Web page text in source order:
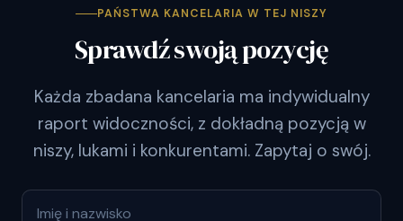
PAŃSTWA KANCELARIA W TEJ NISZY
Sprawdź swoją pozycję
Każda zbadana kancelaria ma indywidualny
raport widoczności, z dokładną pozycją w
niszy, lukami i konkurentami. Zapytaj o swój.